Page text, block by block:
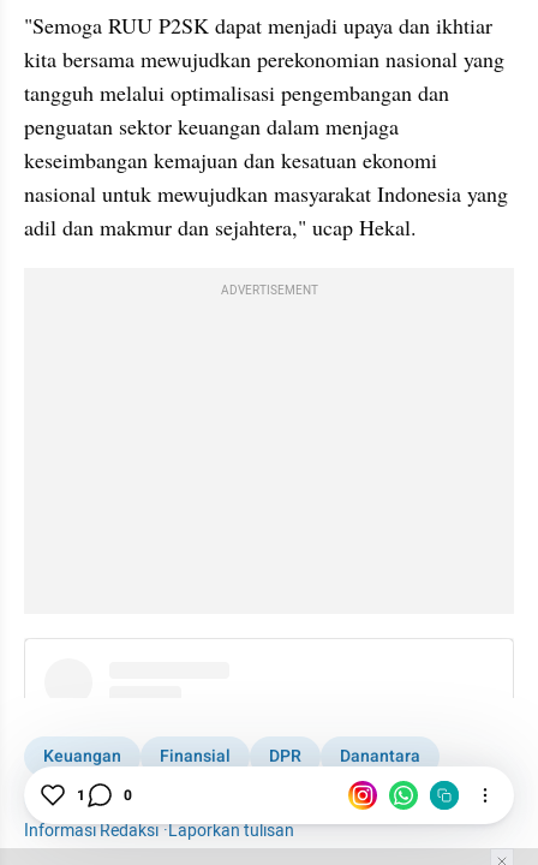
"Semoga RUU P2SK dapat menjadi upaya dan ikhtiar
kita bersama mewujudkan perekonomian nasional yang
tangguh melalui optimalisasi pengembangan dan
penguatan sektor keuangan dalam menjaga
keseimbangan kemajuan dan kesatuan ekonomi
nasional untuk mewujudkan masyarakat Indonesia yang
adil dan makmur dan sejahtera," ucap Hekal.
ADVERTISEMENT
Keuangan Finansial DPR
Danantara
Perbankan
Informasi Redaksi·Laporkan tulisan
1 0